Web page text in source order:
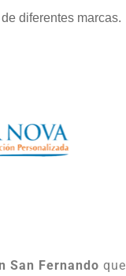
diferentes marcas.
San Fernando que